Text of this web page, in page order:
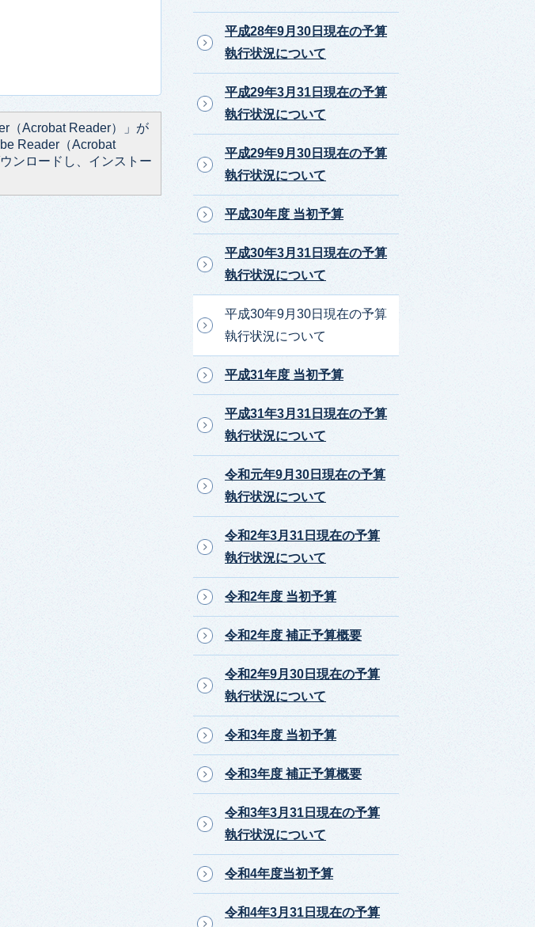
（Acrobat Reader）」が
Reader（Acrobat
ンロードし、インストー
平成28年9月30日現在の予算
執行状況について
平成29年3月31日現在の予算
執行状況について
平成29年9月30日現在の予算
執行状況について
平成30年度 当初予算
平成30年3月31日現在の予算
執行状況について
平成30年9月30日現在の予算
執行状況について
平成31年度 当初予算
平成31年3月31日現在の予算
執行状況について
令和元年9月30日現在の予算
執行状況について
令和2年3月31日現在の予算
執行状況について
令和2年度 当初予算
令和2年度 補正予算概要
令和2年9月30日現在の予算
執行状況について
令和3年度 当初予算
令和3年度 補正予算概要
令和3年3月31日現在の予算
執行状況について
令和4年度当初予算
令和4年3月31日現在の予算